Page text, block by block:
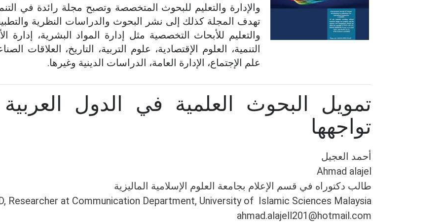
والإدارة والتعليم للبحوث المتخصصة وتصبح مجلة رائدة في
تهدف المجلة كذلك إلى نشر البحوث والدراسات النظرية
والتعليم للأبحاث التخصصية مثل إدارة المواد البشرية، إدارة
التنمية، العلوم الإقتصادية، علوم التربية، التاريخ، العلاقات
علم الإجتماع، الإدارة العامة، الدراسات الدينية وغيرها.
تمويل البحوث العلمية في الدول
تواجهها
أحمد العجيل
Ahmad alajel
طالب دكتوراه في قسم الإعلام بجامعة العلوم الإسلامية الماليزية
Researcher at Communication Department, University of Islamic Sciences Malaysia
ahmad.alajell201@hotmail.com